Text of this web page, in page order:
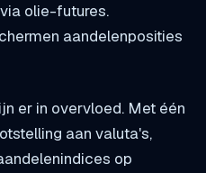
olie-futures.
aandelenposities
er in overvloed. Met één
aan valuta's,
op